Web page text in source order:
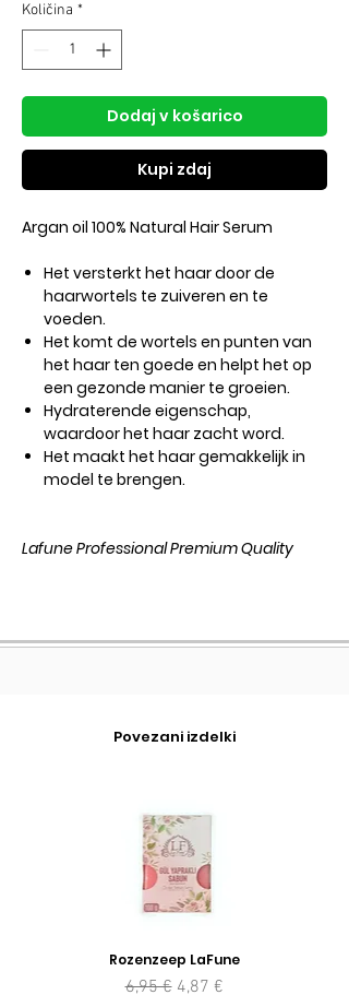
Količina *
Dodaj v košarico
Kupi zdaj
Argan oil 100% Natural Hair Serum
Het versterkt het haar door de
haarwortels te zuiveren en te
voeden.
Het komt de wortels en punten van
het haar ten goede en helpt het op
een gezonde manier te groeien.
Hydraterende eigenschap,
waardoor het haar zacht word.
Het maakt het haar gemakkelijk in
model te brengen.
Lafune Professional Premium Quality
Povezani izdelki
Rozenzeep LaFune
Redna cena
6,95 € Cena na razprodaji
4,87 €